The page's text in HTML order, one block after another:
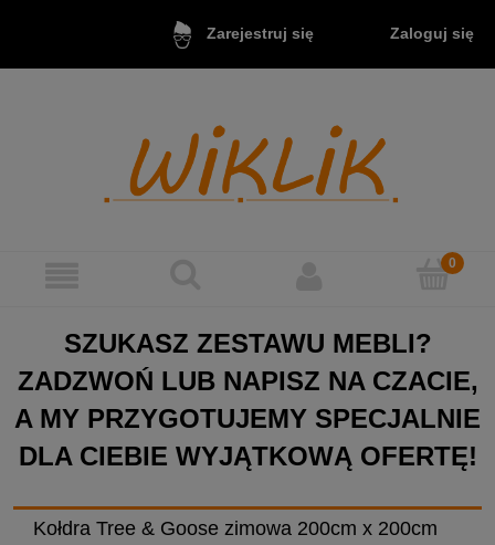
Zarejestruj się Zaloguj się
SZUKASZ ZESTAWU MEBLI?
ZADZWOŃ LUB NAPISZ NA CZACIE,
A MY PRZYGOTUJEMY SPECJALNIE
DLA CIEBIE WYJĄTKOWĄ OFERTĘ!
Kołdra Tree & Goose zimowa 200cm x 200cm